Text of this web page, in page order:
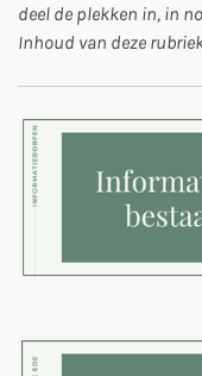
deel de plekken in, in
Inhoud van deze